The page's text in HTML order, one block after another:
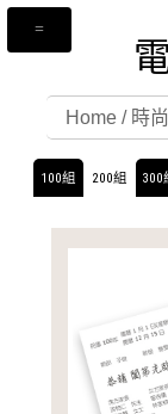
Home/ 時
100組 200組 300